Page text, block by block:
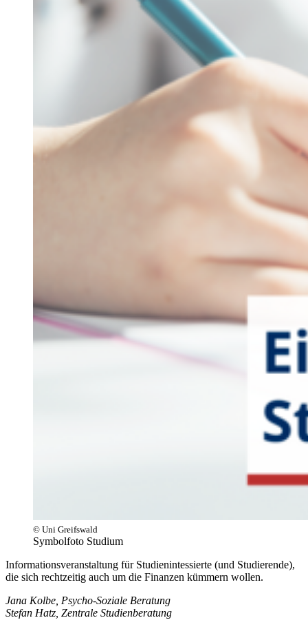
© Uni Greifswald
Symbolfoto Studium
Informationsveranstaltung für Studienintessierte (und Studierende),
die sich rechtzeitig auch um die Finanzen kümmern wollen.
Jana Kolbe, Psycho-Soziale Beratung
Stefan Hatz, Zentrale Studienberatung